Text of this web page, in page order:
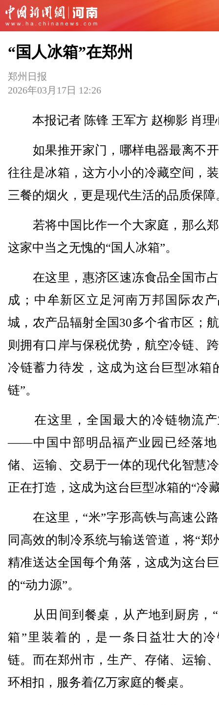
“国人冰箱”在郑州
郑州日报
2026年03月17日 12:26
本报记者 陈锋 王军方 赵柳影 肖理
如果推开家门，哪样电器最离不
往往是冰箱，这方小小的冷藏空间，
三餐的烟火，更是现代生活的品质保障
若将中国比作一个大家庭，那么
这家中当之无愧的“国人冰箱”。
在这里，惠济区速冻食品全国市
成；中牟新区立足河南万邦国际农
城，农产品辐射全国30多个省市区；
则拥有口岸与保税优势，航空冷链、
冷链蓄力待发，这成为这台巨型冰箱
链”。
在这里，全国最大的冷链物流产
——中国中部明品福产业园已经落地
储、运输、交易于一体的现代化智慧
正在打造，这成为这台巨型冰箱的“冷
在这里，“米”字形高铁与高速公
同高效的制冷系统与输送管道，将“郑
精准送达全国每个角落，这成为这台
的“动力源”。
从田间到餐桌，从产地到厨房，“
箱”里装着的，是一条日益壮大的
链。而在郑州市，生产、存储、运输
环相扣，服务着亿万家庭的餐桌。